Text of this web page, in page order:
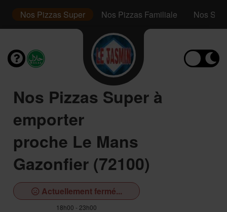
Nos Pizzas Super Nos Pizzas Familiale Nos
Nos Pizzas Super à
emporter
proche Le Mans
Gazonfier (72100)
Actuellement fermé...
18h00 - 23h00